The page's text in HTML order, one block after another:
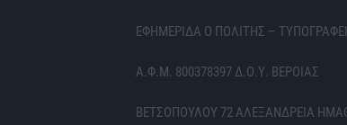
ΕΦΗΜΕΡΙΔΑ Ο ΠΟΛΙΤΗΣ –
Α.Φ.Μ. 800378397 Δ.Ο.Υ. ΒΕΡΟΙΑΣ
ΒΕΤΣΟΠΟΥΛΟΥ 72 ΑΛΕΞΑΝΔΡΕΙΑ